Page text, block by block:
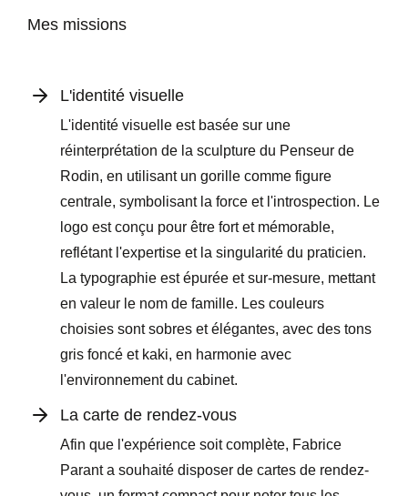
Mes missions
L'identité visuelle
L'identité visuelle est basée sur une
réinterprétation de la sculpture du Penseur de
Rodin, en utilisant un gorille comme figure
centrale, symbolisant la force et l'introspection. Le
logo est conçu pour être fort et mémorable,
reflétant l'expertise et la singularité du praticien.
La typographie est épurée et sur-mesure, mettant
en valeur le nom de famille. Les couleurs
choisies sont sobres et élégantes, avec des tons
gris foncé et kaki, en harmonie avec
l'environnement du cabinet.
La carte de rendez-vous
Afin que l'expérience soit complète, Fabrice
Parant a souhaité disposer de cartes de rendez-